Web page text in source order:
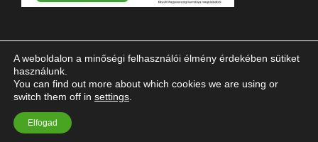
© 2023 Magyar Vakok és Gyengénlátók Országos Szövetsége
A weboldalon a minőségi felhasználói élmény érdekében sütiket
használunk.
You can find out more about which cookies we are using or
switch them off in settings
Elfogad